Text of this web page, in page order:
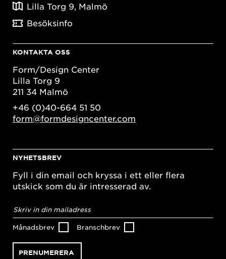
Lilla Torg 9, Malmö
Besöksinfo
KONTAKTA OSS
Form/Design Center
Lilla Torg 9
211 34 Malmö
+46 (0)40-664 51 50
form@formdesigncenter.com
NYHETSBREV
Fyll i din email och kryssa i ett eller flera
utskick som du är intresserad av.
postadress*
Månadsbrev Branschbrev